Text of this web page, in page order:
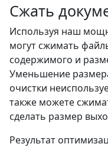
Сжать
Используя наш
могут сжимать
содержимого и
Уменьшение
очистки
также можете
сделать размер
Результат